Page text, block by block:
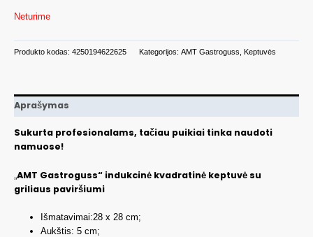
Neturime
Produkto kodas: 4250194622625 Kategorijos: AMT Gastroguss Keptuvės
Aprašymas
Sukurta profesionalams, tačiau puikiai tinka naudoti
namuose!
AMT Gastroguss“ indukcinė kvadratinė keptuvė su
griliaus paviršiumi
Išmatavimai:28 x 28 cm;
Aukštis: 5 cm;